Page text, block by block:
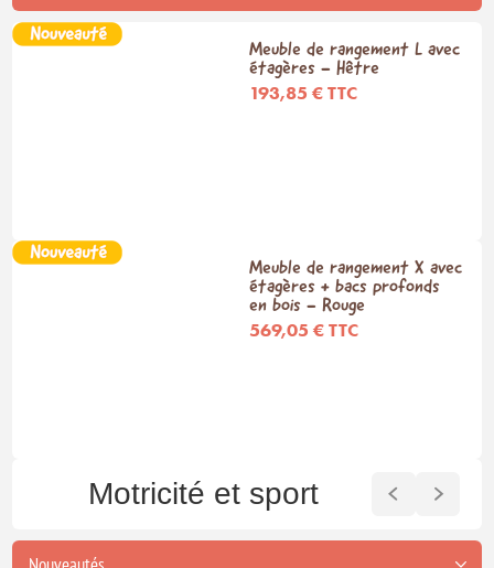
Meuble de rangement L avec
étagères - Hêtre
193,85 € TTC
Meuble de rangement X avec
étagères + bacs profonds
en bois - Rouge
569,05 € TTC
Motricité et sport